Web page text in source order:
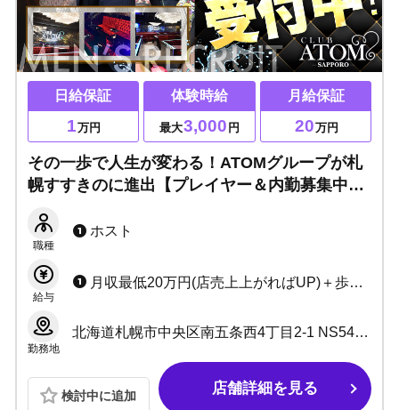
日給保証
1万円
体験時給
最大3,000 円
月給保証
20万円
その一歩で人生が変わる！ATOMグループが札
幌すすきのに進出【プレイヤー＆内勤募集中】
今がチャンス！
職種
ホスト
給与
月収最低20万円(店売上上がればUP)＋歩合(総売50%～)＋賞金 ◆日給保証10,000円（月給保証20万）
勤務地
北海道札幌市中央区南五条西4丁目2-1 NS54ビル1.2階
検討中に追加 店舗詳細を見る